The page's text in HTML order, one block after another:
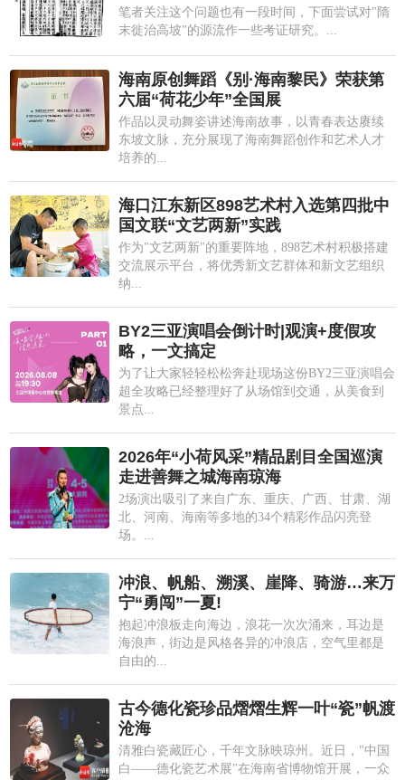
笔者关注这个问题也有一段时间，下面尝试对"隋
末徙治高坡"的源流作一些考证研究。...
海南原创舞蹈《别·海南黎民》荣获第
六届“荷花少年”全国展
作品以灵动舞姿讲述海南故事，以青春表达赓续
东坡文脉，充分展现了海南舞蹈创作和艺术人才
培养的...
海口江东新区898艺术村入选第四批中
国文联“文艺两新”实践
作为"文艺两新"的重要阵地，898艺术村积极搭建
交流展示平台，将优秀新文艺群体和新文艺组织
纳...
BY2三亚演唱会倒计时|观演+度假攻
略，一文搞定
为了让大家轻轻松松奔赴现场这份BY2三亚演唱会
超全攻略已经整理好了从场馆到交通，从美食到
景点...
2026年“小荷风采”精品剧目全国巡演
走进善舞之城海南琼海
2场演出吸引了来自广东、重庆、广西、甘肃、湖
北、河南、海南等多地的34个精彩作品闪亮登
场。...
冲浪、帆船、溯溪、崖降、骑游…来万
宁“勇闯”一夏!
抱起冲浪板走向海边，浪花一次次涌来，耳边是
海浪声，街边是风格各异的冲浪店，空气里都是
自由的...
古今德化瓷珍品熠熠生辉一叶“瓷”帆渡
沧海
清雅白瓷藏匠心，千年文脉映琼州。近日，"中国
白——德化瓷艺术展"在海南省博物馆开展，一众